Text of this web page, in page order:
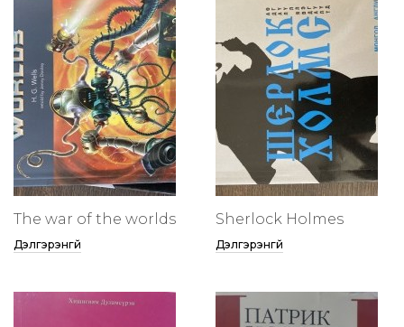
The war of the worlds
Дэлгэрэнгүй
Sherlock Holmes
Дэлгэрэнгүй